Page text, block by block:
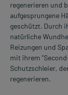
regenerieren und
aufgesprungene
geschützt. Durch
natürliche
Reizungen und
mit ihrem
Schutzschleier,
regenerieren.